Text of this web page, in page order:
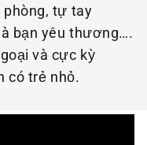
tự tay
bạn yêu thương….
và cực kỳ
có trẻ nhỏ.